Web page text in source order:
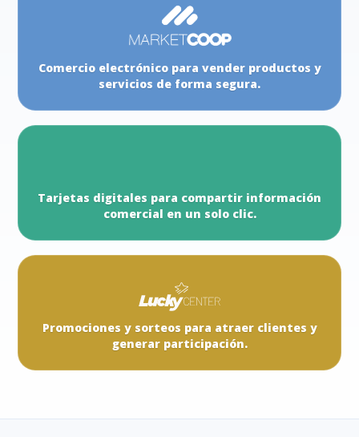
Comercio electrónico para vender productos y
servicios de forma segura.
Tarjetas digitales para compartir información
comercial en un solo clic.
Promociones y sorteos para atraer clientes y
generar participación.